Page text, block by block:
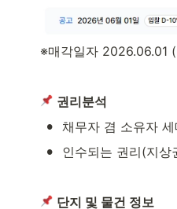
※매각일자 2026.06.01
권리분석
• 채무자 겸 소유자
• 인수되는 권리(지상
단지 및 물건 정보